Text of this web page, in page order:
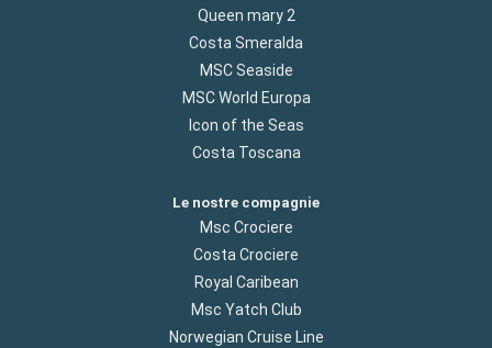
Queen mary 2
Costa Smeralda
MSC Seaside
MSC World Europa
Icon of the Seas
Costa Toscana
Le nostre compagnie
Msc Crociere
Costa Crociere
Royal Caribean
Msc Yatch Club
Norwegian Cruise Line